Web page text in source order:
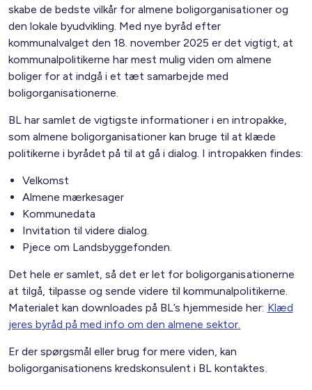
skabe de bedste vilkår for almene boligorganisationer og
den lokale byudvikling. Med nye byråd efter
kommunalvalget den 18. november 2025 er det vigtigt, at
kommunalpolitikerne har mest mulig viden om almene
boliger for at indgå i et tæt samarbejde med
boligorganisationerne.
BL har samlet de vigtigste informationer i en intropakke,
som almene boligorganisationer kan bruge til at klæde
politikerne i byrådet på til at gå i dialog. I intropakken findes:
Velkomst
Almene mærkesager
Kommunedata
Invitation til videre dialog.
Pjece om Landsbyggefonden.
Det hele er samlet, så det er let for boligorganisationerne
at tilgå, tilpasse og sende videre til kommunalpolitikerne.
Materialet kan downloades på BL’s hjemmeside her: Klæd
jeres byråd på med info om den almene sektor.
Er der spørgsmål eller brug for mere viden, kan
boligorganisationens kredskonsulent i BL kontaktes.